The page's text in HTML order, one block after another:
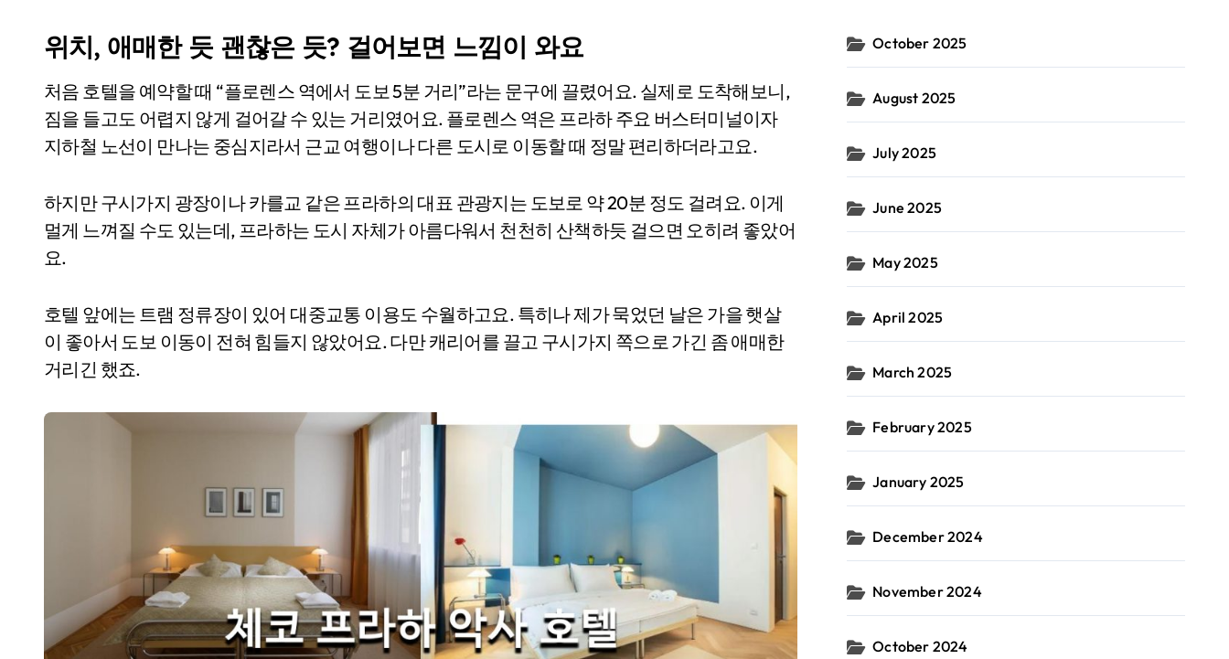
위치, 애매한 듯 괜찮은 듯? 걸어보면 느낌이 와요
처음 호텔을 예약할 때 “플로렌스 역에서 도보 5분 거리”라는 문구에 끌렸어요. 실제로 도착해보니,
짐을 들고도 어렵지 않게 걸어갈 수 있는 거리였어요. 플로렌스 역은 프라하 주요 버스터미널이자
지하철 노선이 만나는 중심지라서 근교 여행이나 다른 도시로 이동할 때 정말 편리하더라고요.
하지만 구시가지 광장이나 카를교 같은 프라하의 대표 관광지는 도보로 약 20분 정도 걸려요. 이게
멀게 느껴질 수도 있는데, 프라하는 도시 자체가 아름다워서 천천히 산책하듯 걸으면 오히려 좋았어
요.
호텔 앞에는 트램 정류장이 있어 대중교통 이용도 수월하고요. 특히나 제가 묵었던 날은 가을 햇살
이 좋아서 도보 이동이 전혀 힘들지 않았어요. 다만 캐리어를 끌고 구시가지 쪽으로 가긴 좀 애매한
거리긴 했죠.
October 2025
August 2025
July 2025
June 2025
May 2025
April 2025
March 2025
February 2025
January 2025
December 2024
November 2024
October 2024